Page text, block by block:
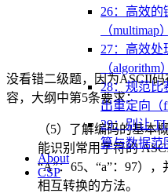
26：高效
（multimap）
27：高效
（algorithm）
28：规范
出重定向（
29：别让
算与数据范
About
CSP
没看错二级题，因为ASCII
容，大纲中第5条要求：
（5）了解编码的基本
能识别常用字符的
“A”：65、“a”：97）
相互转换的方法。